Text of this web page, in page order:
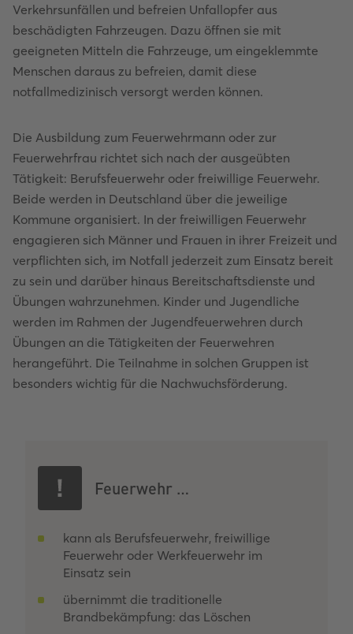
Verkehrsunfällen und befreien Unfallopfer aus
beschädigten Fahrzeugen. Dazu öffnen sie mit
geeigneten Mitteln die Fahrzeuge, um eingeklemmte
Menschen daraus zu befreien, damit diese
notfallmedizinisch versorgt werden können.
Die Ausbildung zum Feuerwehrmann oder zur
Feuerwehrfrau richtet sich nach der ausgeübten
Tätigkeit: Berufsfeuerwehr oder freiwillige Feuerwehr.
Beide werden in Deutschland über die jeweilige
Kommune organisiert. In der freiwilligen Feuerwehr
engagieren sich Männer und Frauen in ihrer Freizeit und
verpflichten sich, im Notfall jederzeit zum Einsatz bereit
zu sein und darüber hinaus Bereitschaftsdienste und
Übungen wahrzunehmen. Kinder und Jugendliche
werden im Rahmen der Jugendfeuerwehren durch
Übungen an die Tätigkeiten der Feuerwehren
herangeführt. Die Teilnahme in solchen Gruppen ist
besonders wichtig für die Nachwuchsförderung.
Feuerwehr …
kann als Berufsfeuerwehr, freiwillige
Feuerwehr oder Werkfeuerwehr im
Einsatz sein
übernimmt die traditionelle
Brandbekämpfung: das Löschen